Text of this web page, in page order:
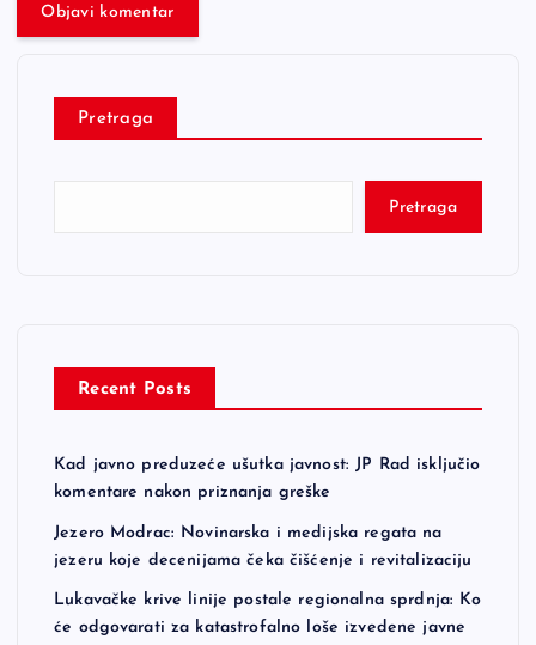
Pretraga
Pretraga
Recent Posts
Kad javno preduzeće ušutka javnost: JP Rad isključio
komentare nakon priznanja greške
Jezero Modrac: Novinarska i medijska regata na
jezeru koje decenijama čeka čišćenje i revitalizaciju
Lukavačke krive linije postale regionalna sprdnja: Ko
će odgovarati za katastrofalno loše izvedene javne